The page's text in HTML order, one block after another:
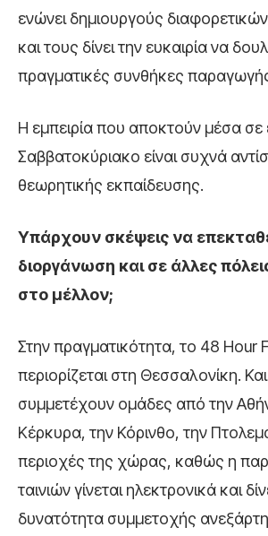
ενώνει δημιουργούς
και τους δίνει την ευκαιρία να
πραγματικές συνθήκες
Η εμπειρία που αποκτούν μέσα σε
Σαββατοκύριακο είναι συχνά
θεωρητικής εκπαίδευσης.
Υπάρχουν σκέψεις να
διοργάνωση και σε άλλες
στο μέλλον;
Στην πραγματικότητα, το 48 Hour
περιορίζεται στη Θεσσαλονίκη.
συμμετέχουν ομάδες από την
Κέρκυρα, την Κόρινθο, την
περιοχές της χώρας, καθώς η
ταινιών γίνεται ηλεκτρονικά και
δυνατότητα συμμετοχής